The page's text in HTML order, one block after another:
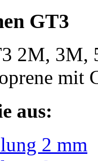
GT3
2M, 3M,
mit
aus:
2 mm